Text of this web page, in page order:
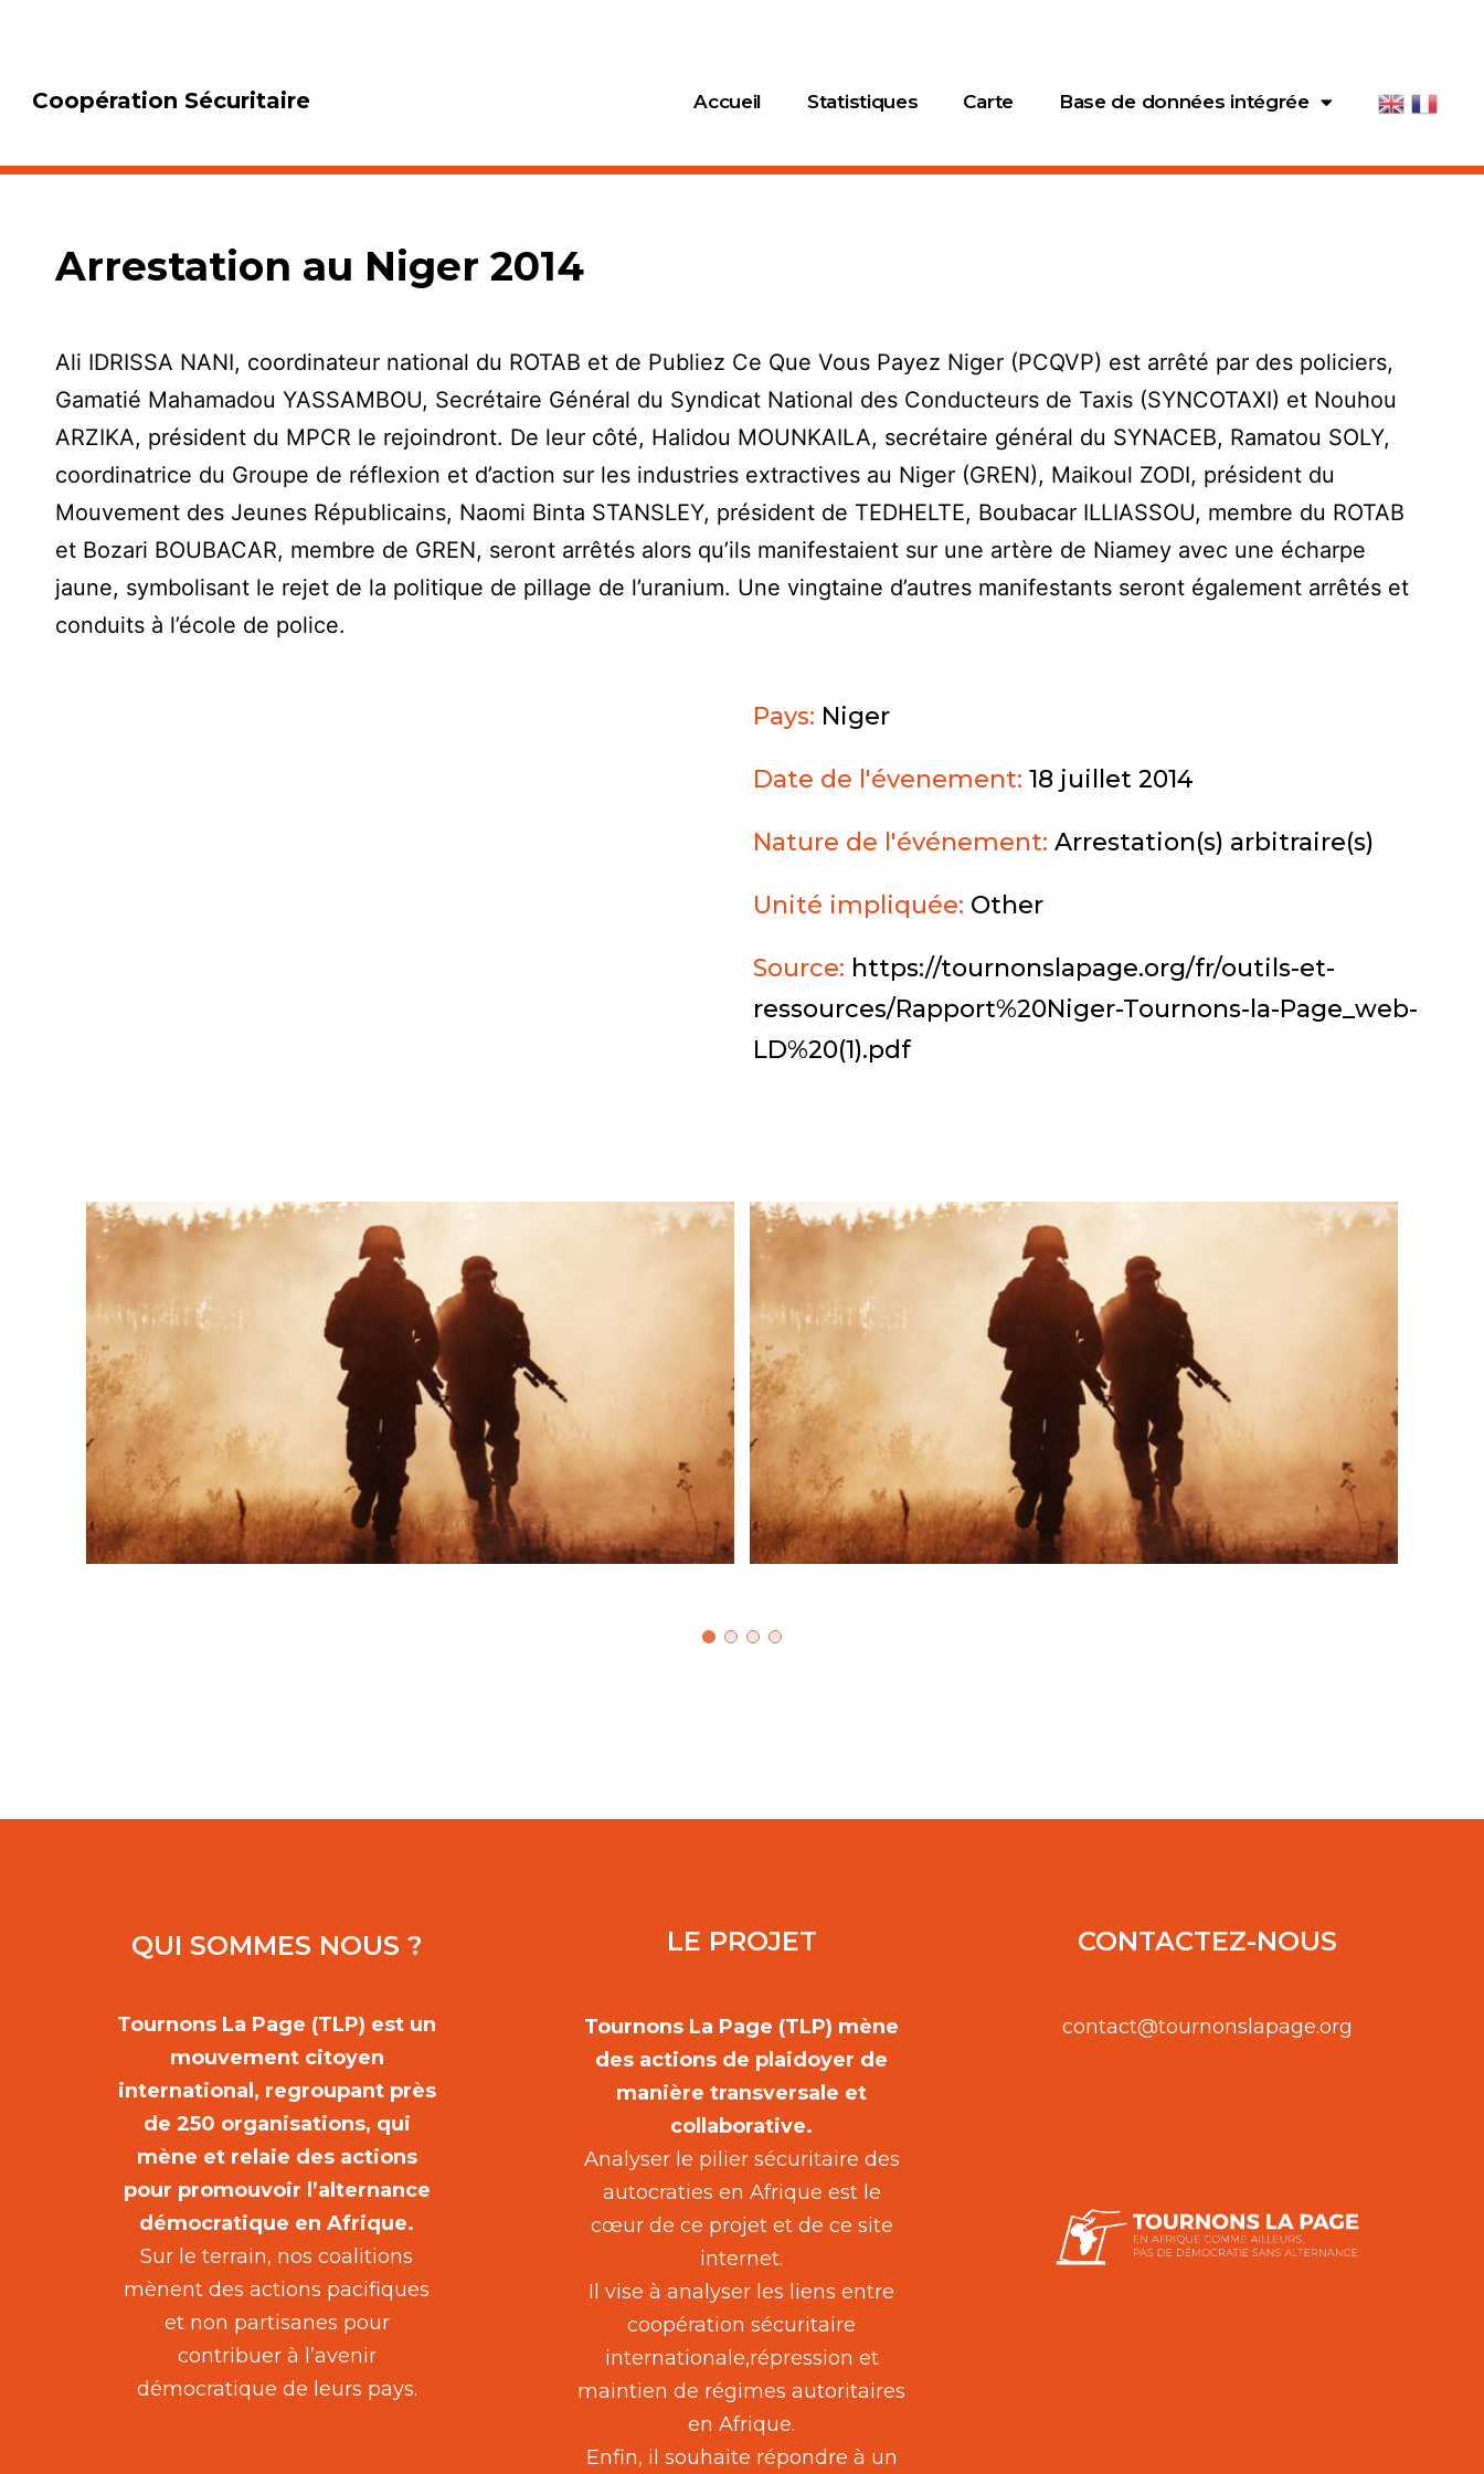
Coopération Sécuritaire Accueil Statistiques Carte Base de données intégrée
Arrestation au Niger 2014
Ali IDRISSA NANI, coordinateur national du ROTAB et de Publiez Ce Que Vous Payez Niger (PCQVP) est arrêté par des policiers,
Gamatié Mahamadou YASSAMBOU, Secrétaire Général du Syndicat National des Conducteurs de Taxis (SYNCOTAXI) et Nouhou
ARZIKA, président du MPCR le rejoindront. De leur côté, Halidou MOUNKAILA, secrétaire général du SYNACEB, Ramatou SOLY,
coordinatrice du Groupe de réflexion et d’action sur les industries extractives au Niger (GREN), Maikoul ZODI, président du
Mouvement des Jeunes Républicains, Naomi Binta STANSLEY, président de TEDHELTE, Boubacar ILLIASSOU, membre du ROTAB
et Bozari BOUBACAR, membre de GREN, seront arrêtés alors qu’ils manifestaient sur une artère de Niamey avec une écharpe
jaune, symbolisant le rejet de la politique de pillage de l’uranium. Une vingtaine d’autres manifestants seront également arrêtés et
conduits à l’école de police.
Pays: Niger
Date de l'évenement: 18 juillet 2014
Nature de l'événement: Arrestation(s) arbitraire(s)
Unité impliquée: Other
Source: https://tournonslapage.org/fr/outils-et-
ressources/Rapport%20Niger-Tournons-la-Page_web-
LD%20(1).pdf
QUI SOMMES NOUS ?
Tournons La Page (TLP) est un
mouvement citoyen
international, regroupant près
de 250 organisations, qui
mène et relaie des actions
pour promouvoir l’alternance
démocratique en Afrique.
Sur le terrain, nos coalitions
mènent des actions pacifiques
et non partisanes pour
contribuer à l’avenir
démocratique de leurs pays.
LE PROJET
Tournons La Page (TLP) mène
des actions de plaidoyer de
manière transversale et
collaborative.
Analyser le pilier sécuritaire des
autocraties en Afrique est le
cœur de ce projet et de ce site
internet.
Il vise à analyser les liens entre
coopération sécuritaire
internationale,répression et
maintien de régimes autoritaires
en Afrique.
Enfin, il souhaite répondre à un
CONTACTEZ-NOUS
contact@tournonslapage.org